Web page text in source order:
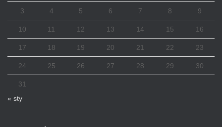
3 4 5 6 7 8 9
10 11 12 13 14 15 16
17 18 19 20 21 22 23
24 25 26 27 28 29 30
31
« sty